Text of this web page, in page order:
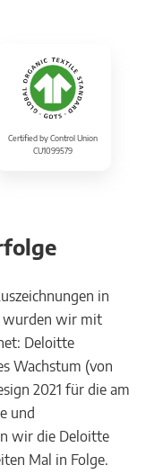
Certified by Control Union
CU1099579
in
wurden wir mit
Deloitte
Wachstum (von
2021 für die am
und
wir die Deloitte
Mal in Folge.